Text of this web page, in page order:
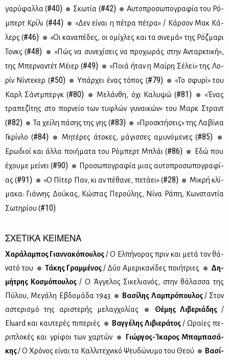
γα­ρύ­φαλ­λα (#40) Σκω­τία (#42)
Αυ­το­προ­σω­πο­γρα­φία του Ρό­
μπερτ Κρί­λι (#44)
«Δεν εί­ναι η πέ­τρα πέ­τρα» / Κάρ­σον Μακ Κά­
λερς (#46)
«Οι κα­να­πέ­δες, οι ομί­χλες και τα σι­νε­μά» της Ρόζ­μα­ρι
Τονκς (#48)
«Πώς να συ­νε­χί­σεις να προ­χω­ράς στην Ανταρ­κτι­κή»,
της Μπερ­να­ντέτ Μέιερ (#49)
«Ποιά ήταν η Μαί­ρη Σέ­λεϊ» της Λο­
ρίν Νί­ντε­κερ (#50) Υπάρ­χει ένας τό­πος (#79)
«Το σφυ­ρί» του
Καρλ Σάντ­μπεργκ (#80) Με­λάν­θη, όχι Κα­λυ­ψώ (#81)
«Ένας
τρα­πε­ζί­της στο πορ­νείο των τυ­φλών γυ­ναι­κών» του Μαρκ Στραντ
(#82) Τα χεί­λη πά­σης της γης (#83)
«Προ­σκτή­σεις» της Λα­βί­νια
Γκρίν­λο (#84) Μη­τέ­ρες άτο­κες, μά­γισ­σες αμυ­νό­με­νες (#85)
Ερω­διοί και άλ­λα ποι­ή­μα­τα του Ρό­μπερτ Μπλάι (#86)
Εδώ που
έχου­με μεί­νει (#90)
Προ­σω­πο­γρα­φία μιας αυ­το­προ­σω­πο­γρα­φί­
ας (#91) «Ο Πί­τερ Παν, κι αν πέ­θα­νε, πε­τά­ει» (#28)
Μι­κρή κλί­
μα­κα: Γιάν­νης Δού­κας, Κώ­στας Πε­ρού­λης, Νί­να Ρά­πη, Κων­στα­ντία
Σω­τη­ρί­ου (#10)
ΣΧΕΤΙΚΑ ΚΕΙΜΕΝΑ
Χα­ρά­λα­μπος Γιαν­να­κό­που­λος/ Ο Ελ­πή­νο­ρας πριν και με­τά τον θά­
να­τό του
Τά­κης Γραμ­μέ­νος/ Δύο Αμε­ρι­κα­νί­δες ποι­ή­τριες
Δη­
μή­τρης Κο­σμό­που­λος / Ο Άγ­γε­λος Σι­κε­λια­νός, στην θά­λασ­σα της
Πύ­λου, Με­γά­λη Εβδο­μά­δα 1943
Βα­σί­λης Λα­μπρό­που­λος/ Στον
αστε­ρι­σμό της αρι­στε­ρής με­λαγ­χο­λί­ας
Θέ­μης Λι­βε­ριά­δης/
Eluard και καυ­τε­ρές πι­πε­ριές
Βαγ­γέ­λης Λι­βιε­ρά­τος/ Ωραί­ες πε­
ρι­πλο­κές και γρί­φοι των χαρ­τών
Γιώρ­γος-Ίκα­ρος Μπα­μπα­σά­
κης/ Ο Χρό­νος εί­ναι το Καλ­λι­τε­χνι­κό Ψευ­δώ­νυ­μο του Θε­ού
Βα­σί­